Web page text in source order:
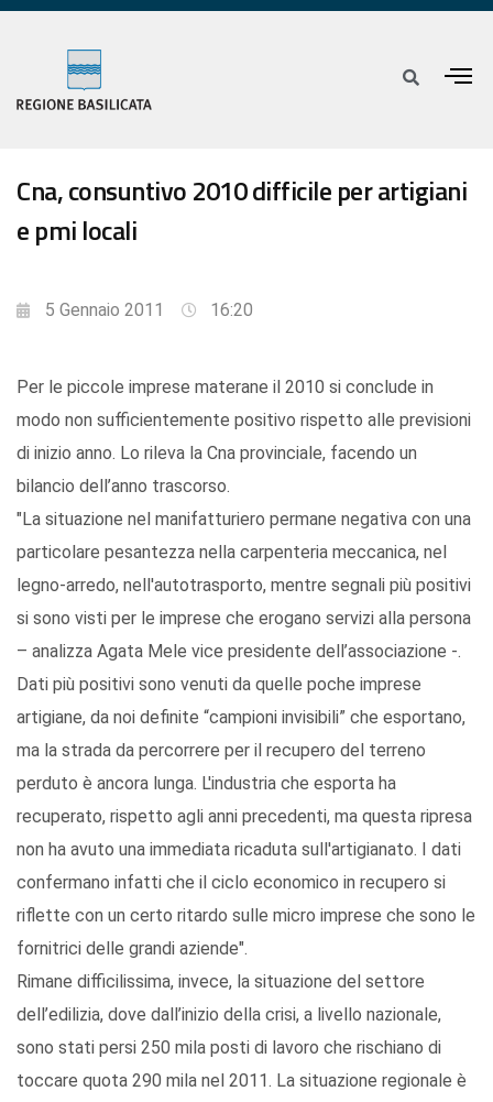
Cna, consuntivo 2010 difficile per artigiani
e pmi locali
5 Gennaio 2011 16:20
Per le piccole imprese materane il 2010 si conclude in
modo non sufficientemente positivo rispetto alle previsioni
di inizio anno. Lo rileva la Cna provinciale, facendo un
bilancio dell’anno trascorso.
"La situazione nel manifatturiero permane negativa con una
particolare pesantezza nella carpenteria meccanica, nel
legno-arredo, nell'autotrasporto, mentre segnali più positivi
si sono visti per le imprese che erogano servizi alla persona
– analizza Agata Mele vice presidente dell’associazione -.
Dati più positivi sono venuti da quelle poche imprese
artigiane, da noi definite “campioni invisibili” che esportano,
ma la strada da percorrere per il recupero del terreno
perduto è ancora lunga. L'industria che esporta ha
recuperato, rispetto agli anni precedenti, ma questa ripresa
non ha avuto una immediata ricaduta sull'artigianato. I dati
confermano infatti che il ciclo economico in recupero si
riflette con un certo ritardo sulle micro imprese che sono le
fornitrici delle grandi aziende".
Rimane difficilissima, invece, la situazione del settore
dell’edilizia, dove dall’inizio della crisi, a livello nazionale,
sono stati persi 250 mila posti di lavoro che rischiano di
toccare quota 290 mila nel 2011. La situazione regionale è